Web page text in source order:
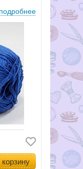
подробнее
корзину